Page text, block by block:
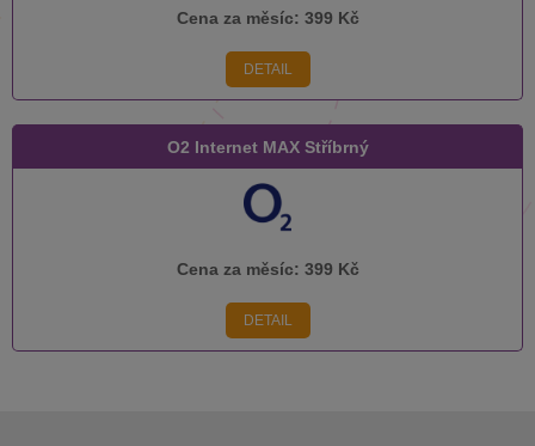
Cena za měsíc: 399 Kč
DETAIL
O2 Internet MAX Stříbrný
Cena za měsíc: 399 Kč
DETAIL